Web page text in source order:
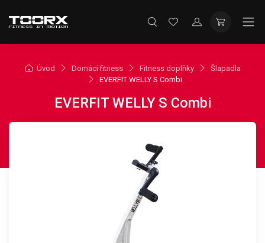
Úvod Domácí fitness Fitness doplňky
Šlapadla
EVERFIT WELLY S Combi
EVERFIT WELLY S Combi